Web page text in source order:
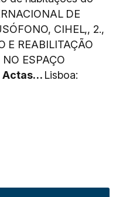
DE
CIHEL,, 2.,
E REABILITAÇÃO
ESPAÇO
Actas… Lisboa: